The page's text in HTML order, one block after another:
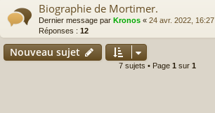
Biographie de Mortimer.
Dernier message par Kronos « 24 avr. 2022, 16:27
Réponses : 12
Nouveau sujet
7 sujets • Page 1 sur 1